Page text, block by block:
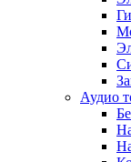
Аудио